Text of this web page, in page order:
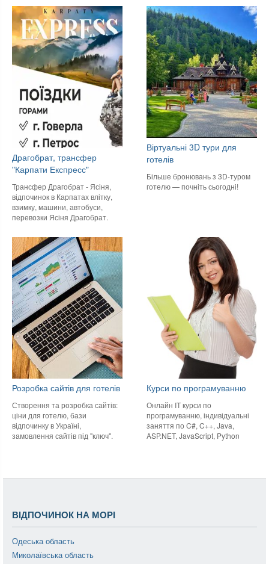
Драгобрат, трансфер
"Карпати Експресс"
Трансфер Драгобрат - Ясіня,
відпочинок в Карпатах влітку,
взимку, машини, автобуси,
перевозки Ясіня Драгобрат.
Віртуальні 3D тури для
готелів
Більше бронювань з 3D-туром
готелю — почніть сьогодні!
Розробка сайтів для готелів
Створення та розробка сайтів:
ціни для готелю, бази
відпочинку в Україні,
замовлення сайтів під "ключ".
Курси по програмуванню
Онлайн IT курси по
програмуванню, індивідуальні
заняття по C#, C++, Java,
ASP.NET, JavaScript, Python
ВІДПОЧИНОК НА МОРІ
Одеська область
Миколаївська область